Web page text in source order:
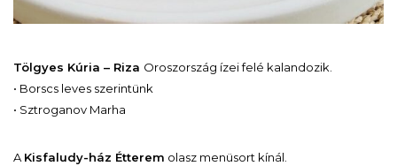
Tölgyes Kúria – Riza Oroszország ízei felé kalandozik.
• Borscs leves szerintünk
• Sztroganov Marha
A Kisfaludy-ház Étterem olasz menüsort kínál.